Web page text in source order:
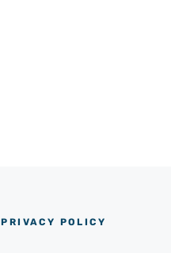
PRIVACY POLICY